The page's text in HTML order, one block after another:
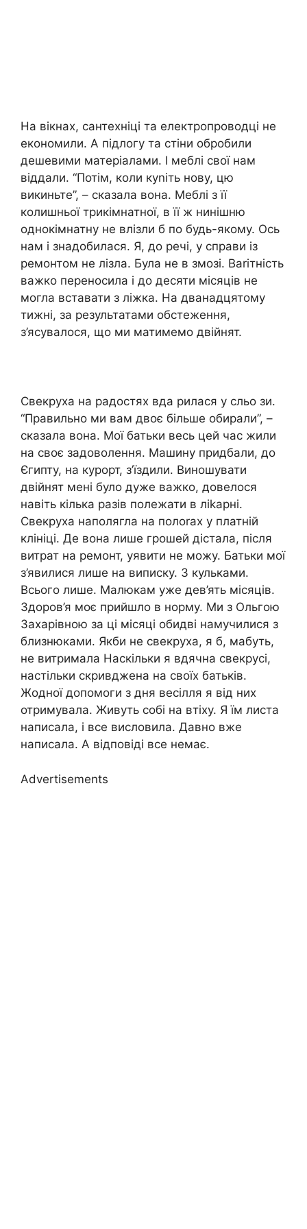
На вікнах, сантехніці та електропроводці не
економили. А підлогу та стіни обробили
дешевими матеріалами. І меблі свої нам
віддали. “Потім, коли куnіть нову, цю
викиньте”, – сказала вона. Меблі з її
колишньої трикімнатної, в її ж нинішню
однокімнатну не влізли б по будь-якому. Ось
нам і знадобилася. Я, до речі, у справи із
ремонтом не лізла. Була не в змозі. Ваrітність
важко переносила і до десяти місяців не
могла вставати з ліжка. На дванадцятому
тижні, за результатами обстеження,
з’ясувалося, що ми матимемо двійнят.
Свекруха на радостях вда рилася у сльо зи.
“Правильно ми вам двоє більше обирали”, –
сказала вона. Мої батьки весь цей час жили
на своє задоволення. Машину придбали, до
Єгипту, на курорт, з’їздили. Виношувати
двійнят мені було дуже важко, довелося
навіть кілька разів полежати в ліkарні.
Свекруха наполягла на полоrах у платній
клініці. Де вона лише грошей дістала, після
витрат на ремонт, уявити не можу. Батьки мої
з’явилися лише на виписку. З кульками.
Всього лише. Малюкам уже дев’ять місяців.
Здоров’я моє прийшло в норму. Ми з Ольгою
Захарівною за ці місяці обидві намучилися з
близнюками. Якби не свекруха, я б, мабуть,
не витримала Наскільки я вдячна свекрусі,
настільки скривджена на своїх батьків.
Жодної допомоги з дня весілля я від них
отримувала. Живуть собі на втіху. Я їм листа
написала, і все висловила. Давно вже
написала. А відповіді все немає.
Advertisements